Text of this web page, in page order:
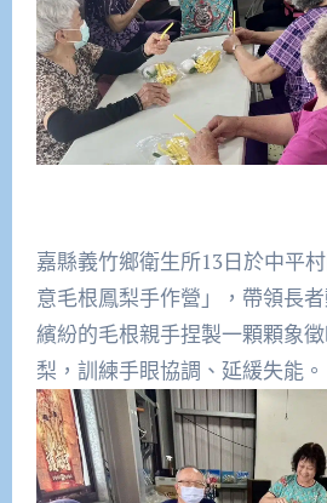
嘉縣義竹鄉衛生所13日於中平
意毛根鳳梨手作營」，帶領長
繽紛的毛根親手捏製一顆顆象
梨，訓練手眼協調、延緩失能。